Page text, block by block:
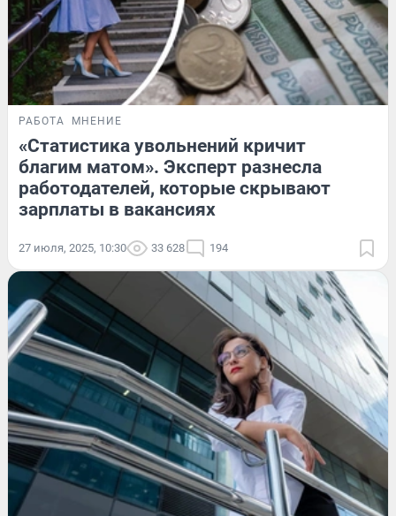
РАБОТА МНЕНИЕ
«Статистика увольнений кричит
благим матом». Эксперт разнесла
работодателей, которые скрывают
зарплаты в вакансиях
27 июля, 2025, 10:30 33 628 194